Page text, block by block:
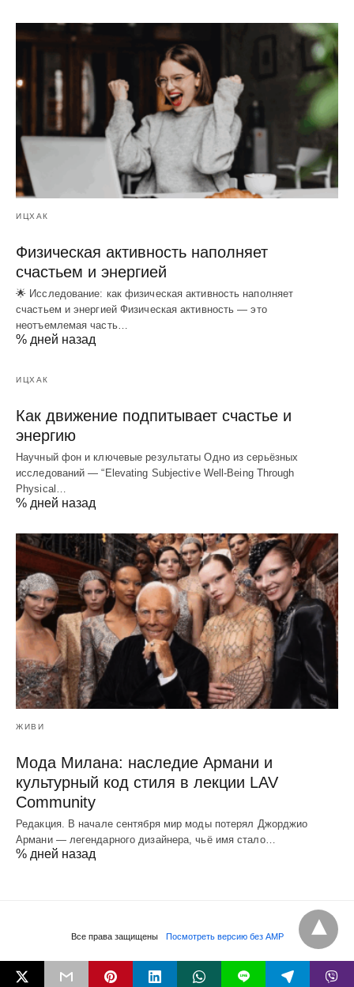
ИЦХАК
Физическая активность наполняет
счастьем и энергией
🌟 Исследование: как физическая активность наполняет
счастьем и энергией Физическая активность — это
неотъемлемая часть…
% дней назад
ИЦХАК
Как движение подпитывает счастье и
энергию
Научный фон и ключевые результаты Одно из серьёзных
исследований — “Elevating Subjective Well‑Being Through
Physical…
% дней назад
ЖИВИ
Мода Милана: наследие Армани и
культурный код стиля в лекции LAV
Community
Редакция. В начале сентября мир моды потерял Джорджио
Армани — легендарного дизайнера, чьё имя стало…
% дней назад
Все права защищены Посмотреть версию без AMP
L